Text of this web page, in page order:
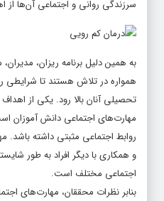
به همین دلیل برنامه ریزان،
همواره در تلاش هستند تا شرایطی را
تحصیلی آنان بالا رود. یکی از
مهارت‌های اجتماعی دانش آموزان است
روابط اجتماعی مثبتی داشته باشد.
و همکاری با دیگر افراد به طور
اجتماعی مختلف است.
بنابر نظرات محققان، مهارت‌های
هستند که فرد را قادر می‌سازند از